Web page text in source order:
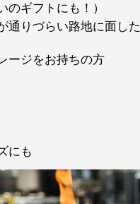
のギフトにも！）
通りづらい路地に面し
ージをお持ちの方
にも